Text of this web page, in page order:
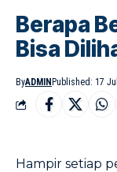
Berapa
Bisa
ByADMIN Published: 17
Hampir setiap